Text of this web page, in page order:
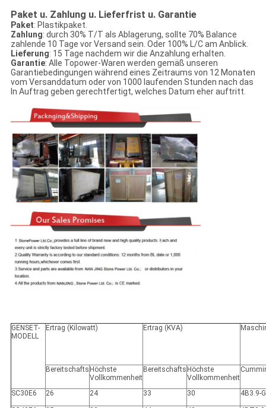
Paket u. Zahlung u. Lieferfrist u. Garantie
Paket: Plastikpaket.
Zahlung: durch 30% T/T als Ablagerung, sollte 70% Balance
zahlende 10 Tage vor Versand sein. Oder 100% L/C am Anblick.
Lieferung: 15 Tage nachdem wir die Anzahlung erhalten.
Garantie: Alle Topower-Waren werden gemäß unseren
Garantiebedingungen während eines Zeitraums von 12 Monaten
vom Versanddatum oder von 1000 laufenden Stunden nach das
In Auftrag geben gerechtfertigt, welches Datum eher auftritt.
GENSET-
MODELL
Ertrag (Kilowatt) Ertrag (KVA)
Bereitschafts Höchste
Vollkommenheit
Bereitschafts Höchste
Vollkommenheit
SC30E6 26 24 33 30 4B3.9-